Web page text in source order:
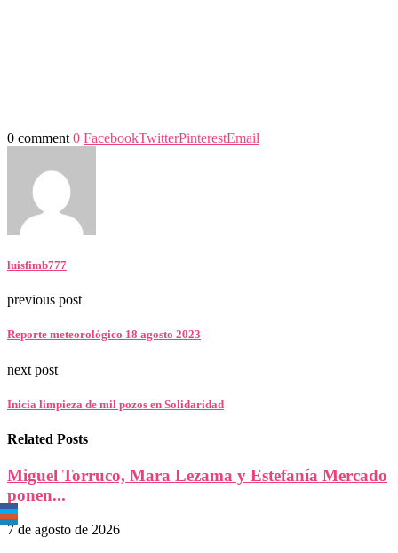
0 comment 0 FacebookTwitterPinterestEmail
luisfimb777
previous post
Reporte meteorológico 18 agosto 2023
next post
Inicia limpieza de mil pozos en Solidaridad
Related Posts
Miguel Torruco, Mara Lezama y Estefanía Mercado
ponen...
7 de agosto de 2026